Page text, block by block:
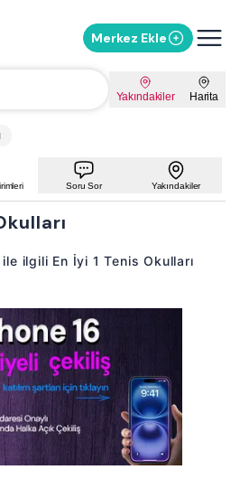
Merkez Ekle
Yakındakiler Harita
Soru Sor Yakındakiler
ilgili En İyi 1 Tenis Okulları